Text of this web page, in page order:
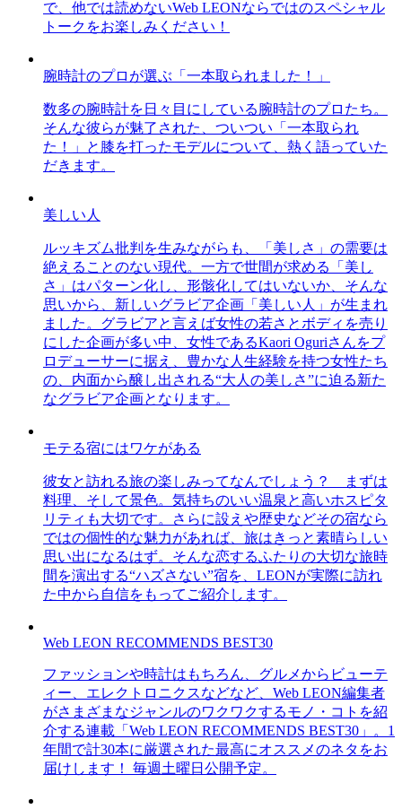
で、他では読めないWeb LEONならではのスペシャル
トークをお楽しみください！
腕時計のプロが選ぶ「一本取られました！」
数多の腕時計を日々目にしている腕時計のプロたち。
そんな彼らが魅了された、ついつい「一本取られ
た！」と膝を打ったモデルについて、熱く語っていた
だきます。
美しい人
ルッキズム批判を生みながらも、「美しさ」の需要は
絶えることのない現代。一方で世間が求める「美し
さ」はパターン化し、形骸化してはいないか、そんな
思いから、新しいグラビア企画「美しい人」が生まれ
ました。グラビアと言えば女性の若さとボディを売り
にした企画が多い中、女性であるKaori Oguriさんをプ
ロデューサーに据え、豊かな人生経験を持つ女性たち
の、内面から醸し出される“大人の美しさ”に迫る新た
なグラビア企画となります。
モテる宿にはワケがある
彼女と訪れる旅の楽しみってなんでしょう？ まずは
料理、そして景色。気持ちのいい温泉と高いホスピタ
リティも大切です。さらに設えや歴史などその宿なら
ではの個性的な魅力があれば、旅はきっと素晴らしい
思い出になるはず。そんな恋するふたりの大切な旅時
間を演出する“ハズさない”宿を、LEONが実際に訪れ
た中から自信をもってご紹介します。
Web LEON RECOMMENDS BEST30
ファッションや時計はもちろん、グルメからビューテ
ィー、エレクトロニクスなどなど、Web LEON編集者
がさまざまなジャンルのワクワクするモノ・コトを紹
介する連載「Web LEON RECOMMENDS BEST30」。1
年間で計30本に厳選された最高にオススメのネタをお
届けします！ 毎週土曜日公開予定。